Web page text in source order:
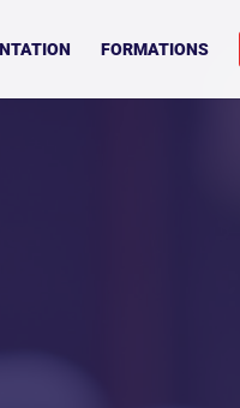
FORMATIONS